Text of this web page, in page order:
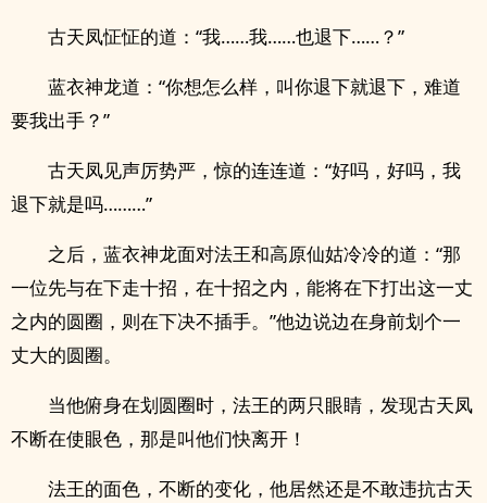
古天凤怔怔的道：“我……我……也退下……？”
蓝衣神龙道：“你想怎么样，叫你退下就退下，难道
要我出手？”
古天凤见声厉势严，惊的连连道：“好吗，好吗，我
退下就是吗………”
之后，蓝衣神龙面对法王和高原仙姑冷冷的道：“那
一位先与在下走十招，在十招之内，能将在下打出这一丈
之内的圆圈，则在下决不插手。”他边说边在身前划个一
丈大的圆圈。
当他俯身在划圆圈时，法王的两只眼睛，发现古天凤
不断在使眼色，那是叫他们快离开！
法王的面色，不断的变化，他居然还是不敢违抗古天